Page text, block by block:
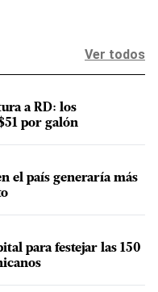
Ver todos
a RD: los
por galón
el país generaría más
para festejar las 150